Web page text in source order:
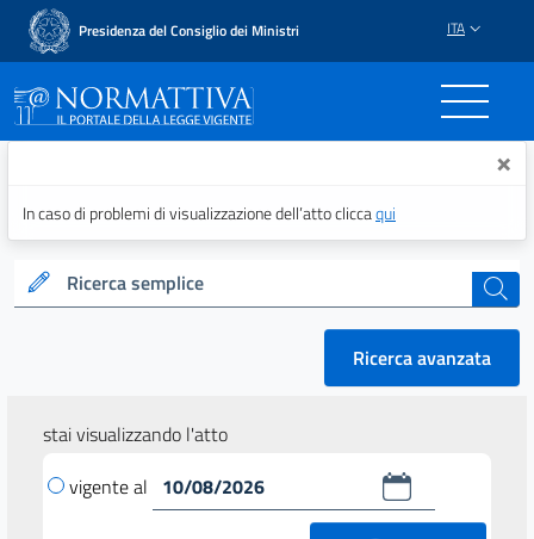
Presidenza del Consiglio dei Ministri ITA
Normattiva - Il portale ×
In caso di problemi di visualizzazione dell’atto cliccaqui
Ricerca semplice cerca
Ricerca avanzata
stai visualizzando l'atto
vigente al